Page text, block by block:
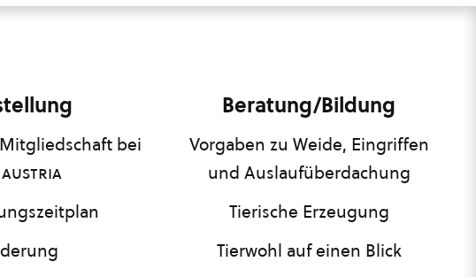
bei
Beratung/Bildung
Vorgaben zu Weide, Eingriffen
und Auslaufüberdachung
Tierische Erzeugung
Tierwohl auf einen Blick